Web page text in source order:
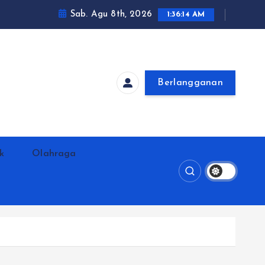
Sab. Agu 8th, 2026 1:36:15 AM
Berlangganan
Olahraga